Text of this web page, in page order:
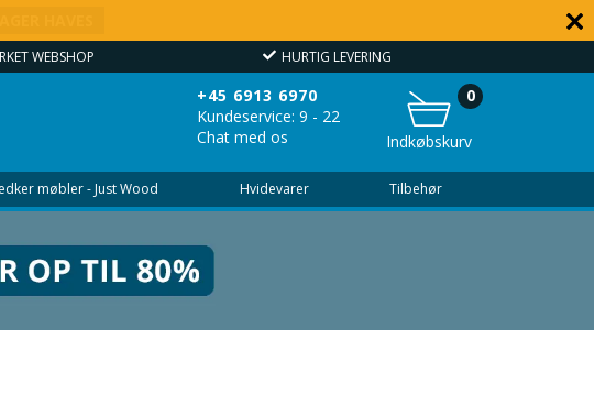
WEBSHOP HURTIG LEVERING
+45 6913 6970
Kundeservice: 9 - 22
Chat med os
Indkøbskurv
0
møbler - Just Wood Hvidevarer Tilbehør